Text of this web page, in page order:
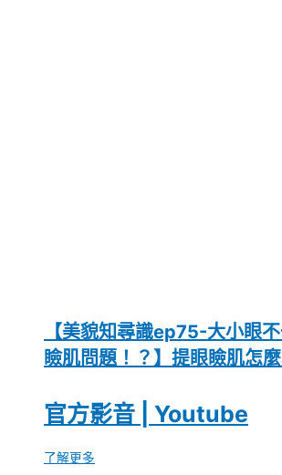
【美貌知尋識ep75-大小眼
瞼肌問題！？】提眼瞼肌怎
官方影音 | Youtube
了解更多